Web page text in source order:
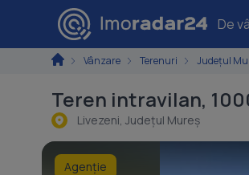
De
Vânzare Terenuri Județul
Teren intravilan,
Livezeni, Judeţul Mureş
Agenție